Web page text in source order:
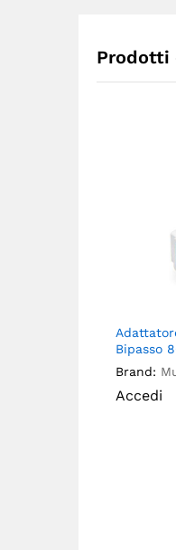
Prodotti
Bipasso
Brand:
Accedi